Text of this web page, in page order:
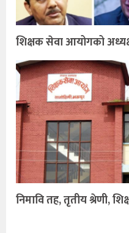
शिक्षक सेवा आयोगको
निमावि तह, तृतीय श्रेणी,